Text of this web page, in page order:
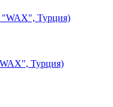
"WAX", Турция)
Турция)